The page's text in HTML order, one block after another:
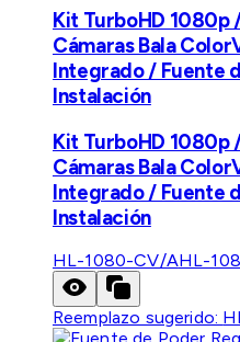
Kit TurboHD 1080p
Cámaras Bala
Integrado / Fuente
Instalación
Kit TurboHD 1080p
Cámaras Bala
Integrado / Fuente
Instalación
HL-1080-CV/AHL-
Reemplazo sugerido: